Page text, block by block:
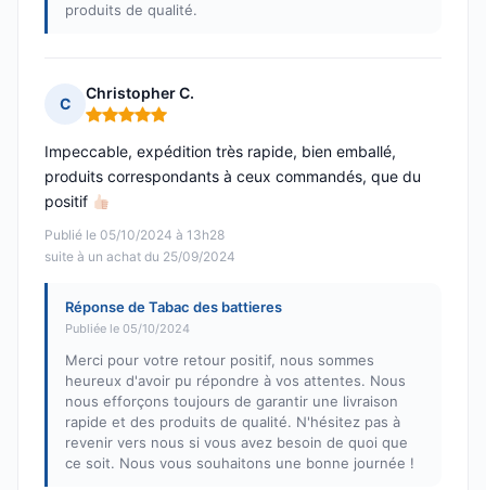
produits de qualité.
C
Christopher C.
Note : 5 sur 5
Publié le 05/10/2024 à 13h28
suite à un achat du 25/09/2024
Impeccable, expédition très rapide, bien emballé,
produits correspondants à ceux commandés, que du
positif
Réponse de Tabac des battieres
Publiée le 05/10/2024
Merci pour votre retour positif, nous sommes
heureux d'avoir pu répondre à vos attentes. Nous
nous efforçons toujours de garantir une livraison
rapide et des produits de qualité. N'hésitez pas à
revenir vers nous si vous avez besoin de quoi que
ce soit. Nous vous souhaitons une bonne journée !